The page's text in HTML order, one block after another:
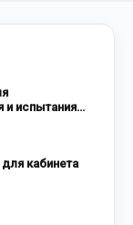
и испытания
кабинета